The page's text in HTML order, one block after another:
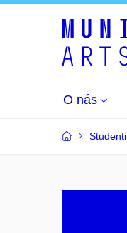
O nás
Studenti